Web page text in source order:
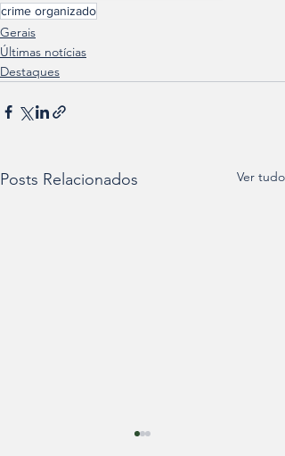
crime organizado
Gerais
Últimas notícias
Destaques
Posts Relacionados Ver tudo